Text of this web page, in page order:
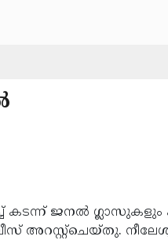
കടന്ന് ജനല്‍
അറസ്റ്റ്‌ചെയ്തു.